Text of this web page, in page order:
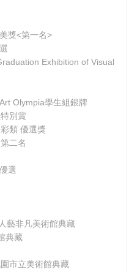
獎<第一名>
Exhibition of Visual
Olympia學生組銀牌
別賞
類 優選獎
二名
選
藝非凡美術館典藏
典藏
市立美術館典藏